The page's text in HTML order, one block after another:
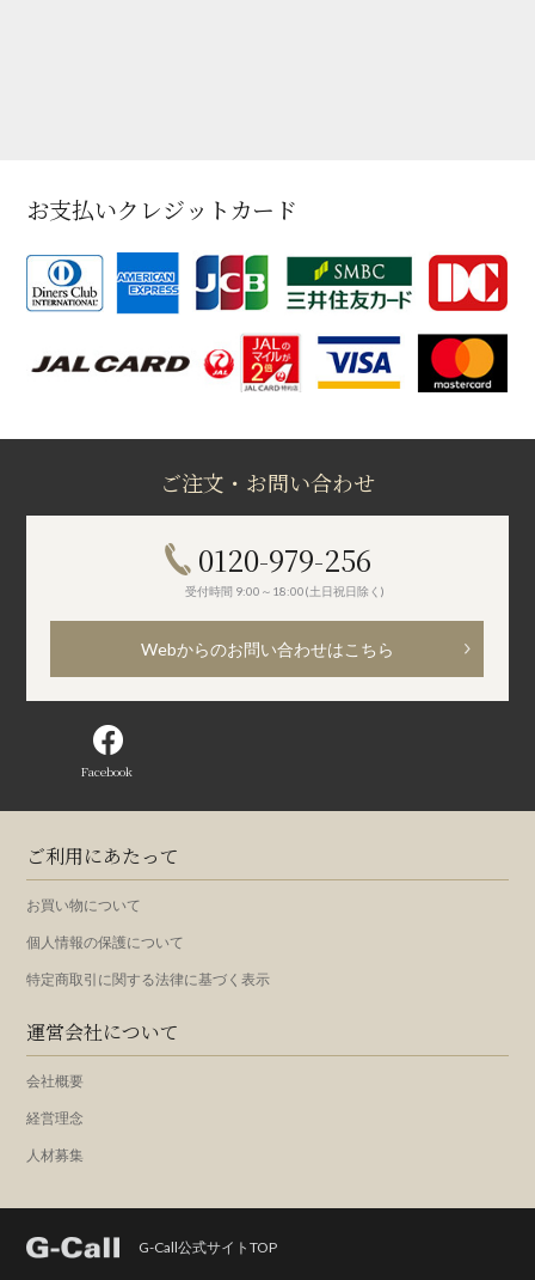
お支払いクレジットカード
ご注文・お問い合わせ
0120-979-256
受付時間 9:00～18:00(土日祝日除く)
Webからのお問い合わせはこちら
Facebook
ご利用にあたって
お買い物について
個人情報の保護について
特定商取引に関する法律に基づく表示
運営会社について
会社概要
経営理念
人材募集
G-Call公式サイトTOP